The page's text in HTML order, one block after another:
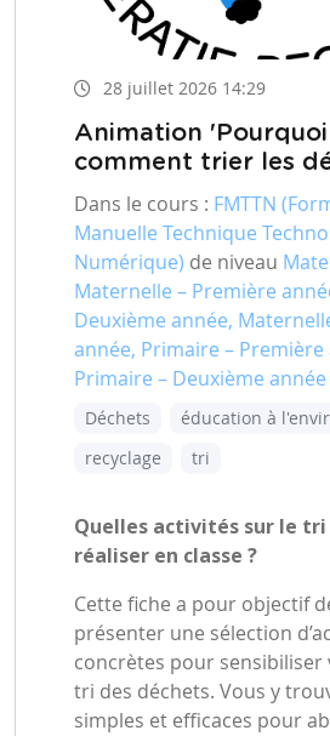
28 juillet 2026 14:29
Animation
comment trier les
Dans le cours : FMTTN
Manuelle Technique
Numérique) de niveau
Maternelle – Première
Deuxième année,
année, Primaire – Première
Primaire – Deuxième année
Déchets
éducation à
recyclage
tri
Quelles activités sur le tri
réaliser en classe ?
Cette fiche a pour objectif
présenter une sélection
concrètes pour sensibiliser
tri des déchets. Vous y
simples et efficaces pour